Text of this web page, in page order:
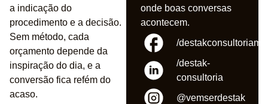
onde boas conversas
acontecem.
/
/destak-
consultoria
@vemserdestak
a indicação do
procedimento e a decisão.
Sem método, cada
orçamento depende da
inspiração do dia, e a
conversão fica refém do
acaso.